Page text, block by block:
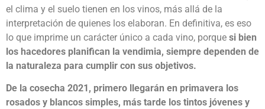
el clima y el suelo tienen en los vinos, más allá de la
interpretación de quienes los elaboran. En definitiva, es eso
lo que imprime un carácter único a cada vino, porque si bien
los hacedores planifican la vendimia, siempre dependen de
la naturaleza para cumplir con sus objetivos.
De la cosecha 2021, primero llegarán en primavera los
rosados y blancos simples, más tarde los tintos jóvenes y